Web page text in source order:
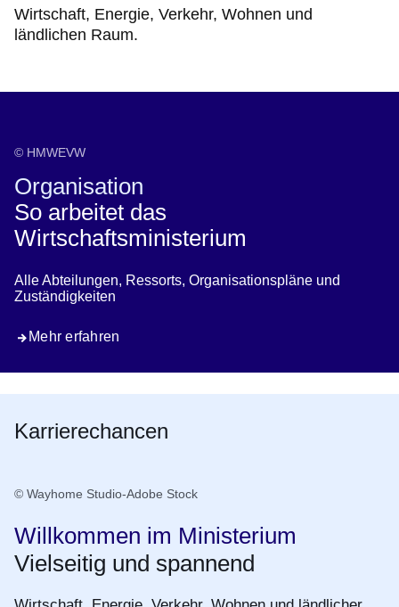
Wirtschaft, Energie, Verkehr, Wohnen und
ländlichen Raum.
© HMWEVW
Organisation
So arbeitet das
Wirtschaftsministerium
Alle Abteilungen, Ressorts, Organisationspläne und
Zuständigkeiten
Mehr erfahren
Karrierechancen
© Wayhome Studio-Adobe Stock
Willkommen im Ministerium
Vielseitig und spannend